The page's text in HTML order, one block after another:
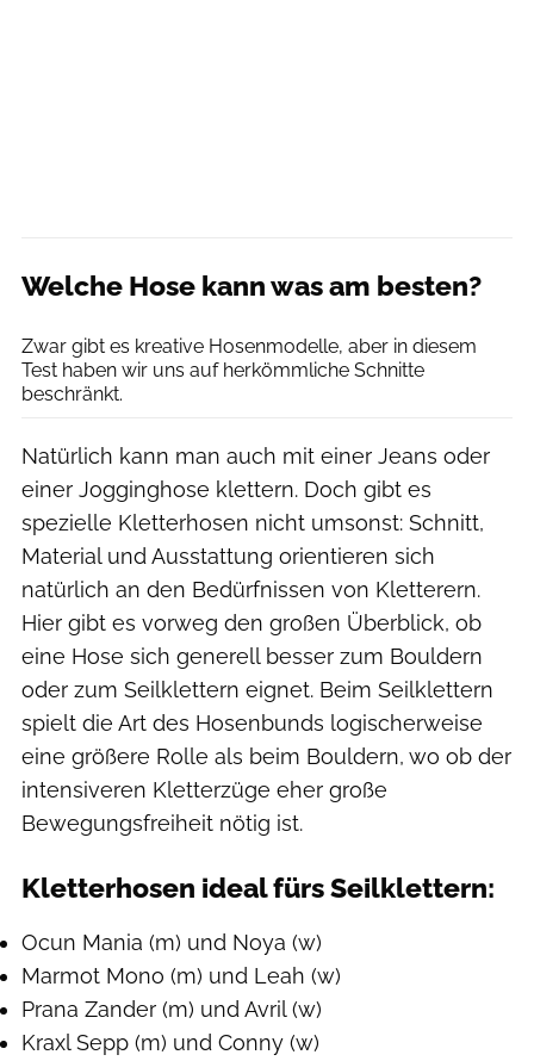
Welche Hose kann was am besten?
Zwar gibt es kreative Hosenmodelle, aber in diesem
Test haben wir uns auf herkömmliche Schnitte
beschränkt.
Natürlich kann man auch mit einer Jeans oder
einer Jogginghose klettern. Doch gibt es
spezielle Kletterhosen nicht umsonst: Schnitt,
Material und Ausstattung orientieren sich
natürlich an den Bedürfnissen von Kletterern.
Hier gibt es vorweg den großen Überblick, ob
eine Hose sich generell besser zum Bouldern
oder zum Seilklettern eignet. Beim Seilklettern
spielt die Art des Hosenbunds logischerweise
eine größere Rolle als beim Bouldern, wo ob der
intensiveren Kletterzüge eher große
Bewegungsfreiheit nötig ist.
Kletterhosen ideal fürs Seilklettern:
Ocun Mania (m) und Noya (w)
Marmot Mono (m) und Leah (w)
Prana Zander (m) und Avril (w)
Kraxl Sepp (m) und Conny (w)